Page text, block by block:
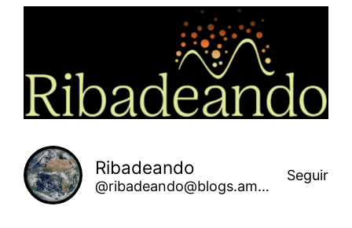
Ribadeando
@ribadeando@blogs.amarinha.gal
Seguir